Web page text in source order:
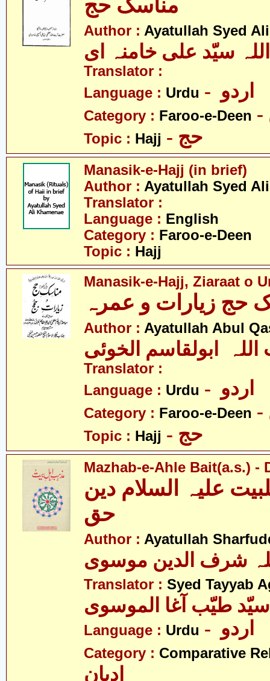
مناسک حج
Author : Ayatullah Syed
سیّد علی خامنہ ای
Translator :
Language : Urdu
Category : Faroo-e-Deen
Topic : Hajj - حج
Manasik-e-Hajj (in brief)
Author : Ayatullah Syed
Translator :
Language : English
Category : Faroo-e-Deen
Topic : Hajj
Manasik-e-Hajj, Ziaraat o
Author : Ayatullah Abul
اللہ ابولقاسم الخوئی
Translator :
Language : Urdu
Category : Faroo-e-Deen
Topic : Hajj - حج
Mazhab-e-Ahle Bait(a.s.) -
علیہ السلام دین
Author : Ayatullah
شرف الدین موسوی
Translator : Syed Tayyab
سیّد طیّب آغا الموسوی
Language : Urdu
Category : Comparative
ادیان